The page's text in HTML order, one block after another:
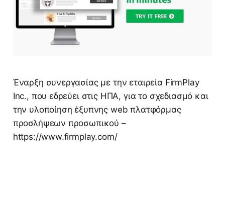
Έναρξη συνεργασίας με την εταιρεία FirmPlay
Inc., που εδρεύει στις ΗΠΑ, για το σχεδιασμό και
την υλοποίηση έξυπνης web πλατφόρμας
προσλήψεων προσωπικού –
https://www.firmplay.com/